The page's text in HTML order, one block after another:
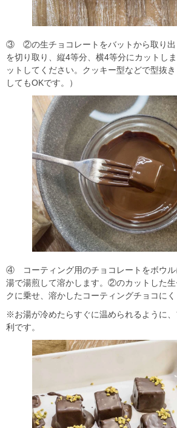
③ ②の生チョコレートをバットから取り出
を切り取り、縦4等分、横4等分にカットし
ットしてください。クッキー型などで型抜
してもOKです。）
④ コーティング用のチョコレートをボウ
湯で湯煎して溶かします。②のカットした
クに乗せ、溶かしたコーティングチョコにく
※お湯が冷めたらすぐに温められるように
利です。